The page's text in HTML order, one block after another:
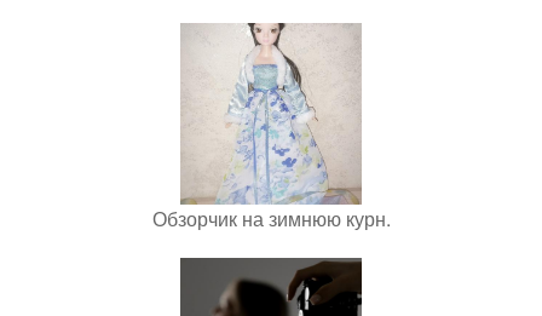
Обзорчик на зимнюю курн.